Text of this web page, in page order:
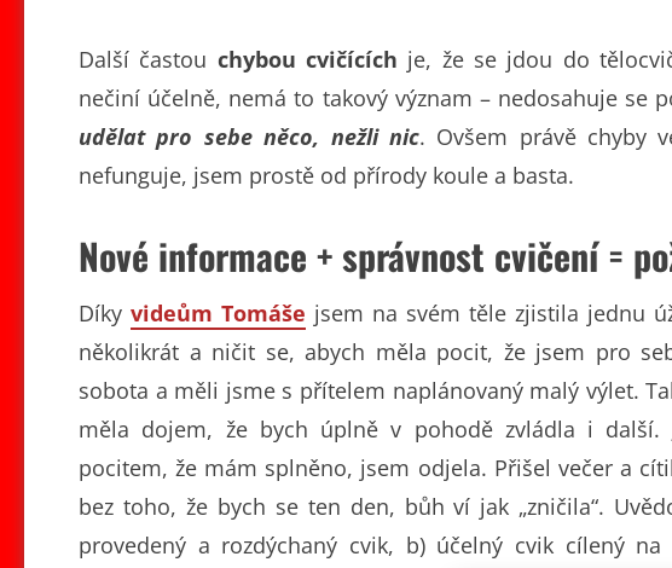
Další častou chybou cvičících je, že se jdou do
nečiní účelně, nemá to takový význam – nedosahuje se
udělat pro sebe něco, nežli nic. Ovšem právě chyby
nefunguje, jsem prostě od přírody koule a basta.
Nové informace + správnost cvičení =
Díky videům Tomáše jsem na svém těle zjistila jednu
několikrát a ničit se, abych měla pocit, že jsem pro
sobota a měli jsme s přítelem naplánovaný malý výlet.
měla dojem, že bych úplně v pohodě zvládla i další.
pocitem, že mám splněno, jsem odjela. Přišel večer a
bez toho, že bych se ten den, bůh ví jak „zničila“.
provedený a rozdýchaný cvik, b) účelný cvik cílený